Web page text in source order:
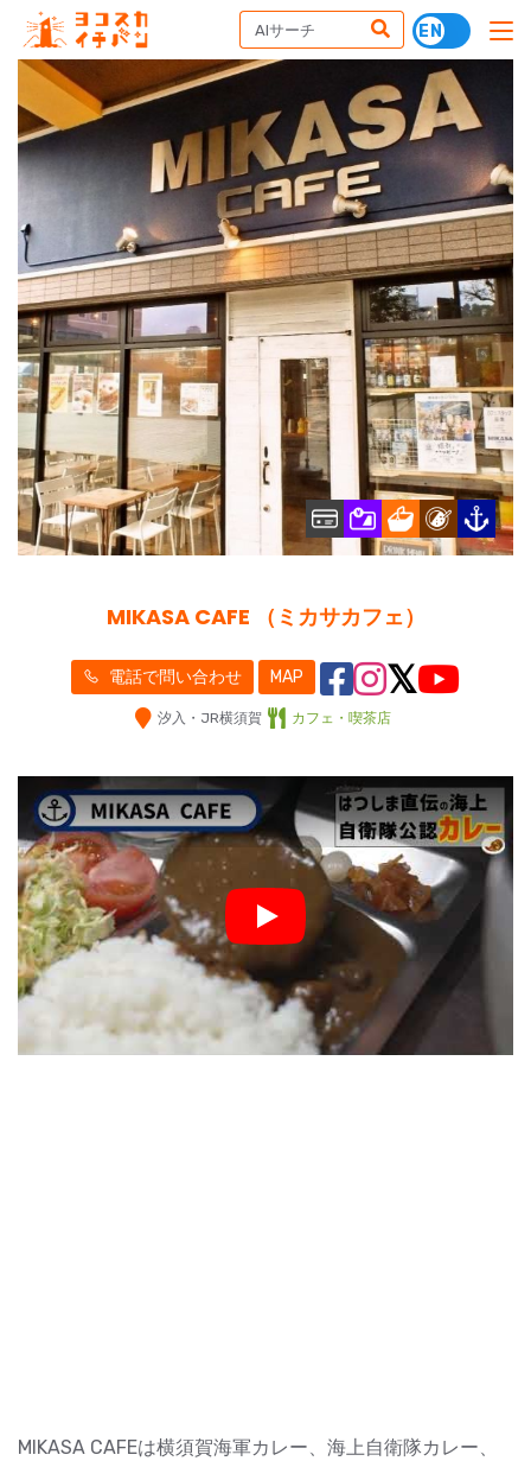
MIKASA CAFE （ミカサカフェ）
電話で問い合わせ MAP
汐入・JR横須賀 カフェ・喫茶店
Play
MIKASA CAFEは横須賀海軍カレー、海上自衛隊カレー、